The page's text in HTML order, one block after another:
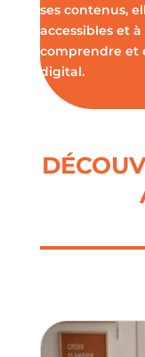
ses contenus,
accessibles et
comprendre et
digital.